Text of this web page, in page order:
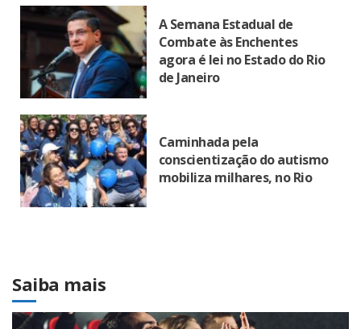
A Semana Estadual de
Combate às Enchentes
agora é lei no Estado do Rio
de Janeiro
Caminhada pela
conscientização do autismo
mobiliza milhares, no Rio
Saiba mais